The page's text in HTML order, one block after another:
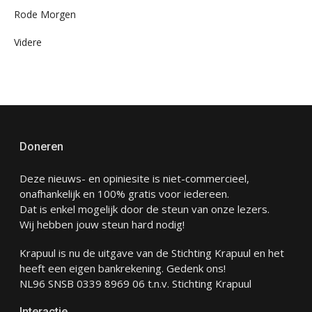
Rode Morgen
Videre
Doneren
Deze nieuws- en opiniesite is niet-commercieel,
onafhankelijk en 100% gratis voor iedereen.
Dat is enkel mogelijk door de steun van onze lezers.
Wij hebben jouw steun hard nodig!
Krapuul is nu de uitgave van de Stichting Krapuul en het
heeft een eigen bankrekening. Gedenk ons!
NL96 SNSB 0339 8969 06 t.n.v. Stichting Krapuul